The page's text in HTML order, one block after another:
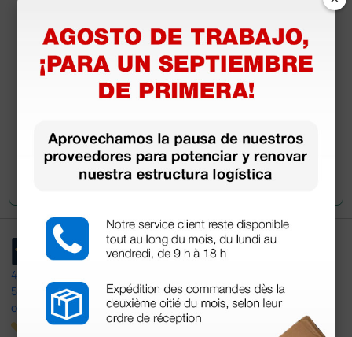
han adquirido este producto.
Envía tu pregunta
4,4
597
opiniones